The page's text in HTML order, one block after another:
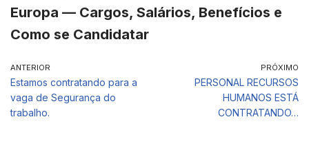
Europa — Cargos, Salários, Benefícios e
Como se Candidatar
ANTERIOR
Estamos contratando para a
vaga de Segurança do
trabalho.
PRÓXIMO
PERSONAL RECURSOS
HUMANOS ESTÁ
CONTRATANDO…